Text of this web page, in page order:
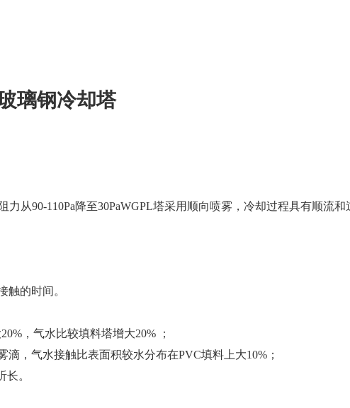
璃钢冷却塔
从90-110Pa降至30PaWGPL塔采用顺向喷雾，冷却过程具有顺流和
触的时间。
，气水比较填料塔增大20% ；
，气水接触比表面积较水分布在PVC填料上大10%；
。